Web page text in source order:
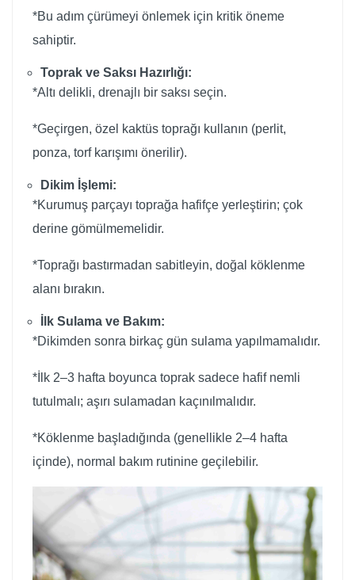
*Bu adım çürümeyi önlemek için kritik öneme
sahiptir.
Toprak ve Saksı Hazırlığı:
*Altı delikli, drenajlı bir saksı seçin.
*Geçirgen, özel kaktüs toprağı kullanın (perlit,
ponza, torf karışımı önerilir).
Dikim İşlemi:
*Kurumuş parçayı toprağa hafifçe yerleştirin; çok
derine gömülmemelidir.
*Toprağı bastırmadan sabitleyin, doğal köklenme
alanı bırakın.
İlk Sulama ve Bakım:
*Dikimden sonra birkaç gün sulama yapılmamalıdır.
*İlk 2–3 hafta boyunca toprak sadece hafif nemli
tutulmalı; aşırı sulamadan kaçınılmalıdır.
*Köklenme başladığında (genellikle 2–4 hafta
içinde), normal bakım rutinine geçilebilir.